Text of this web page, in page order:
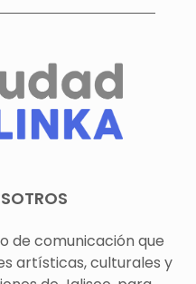
de comunicación que
artísticas, culturales y